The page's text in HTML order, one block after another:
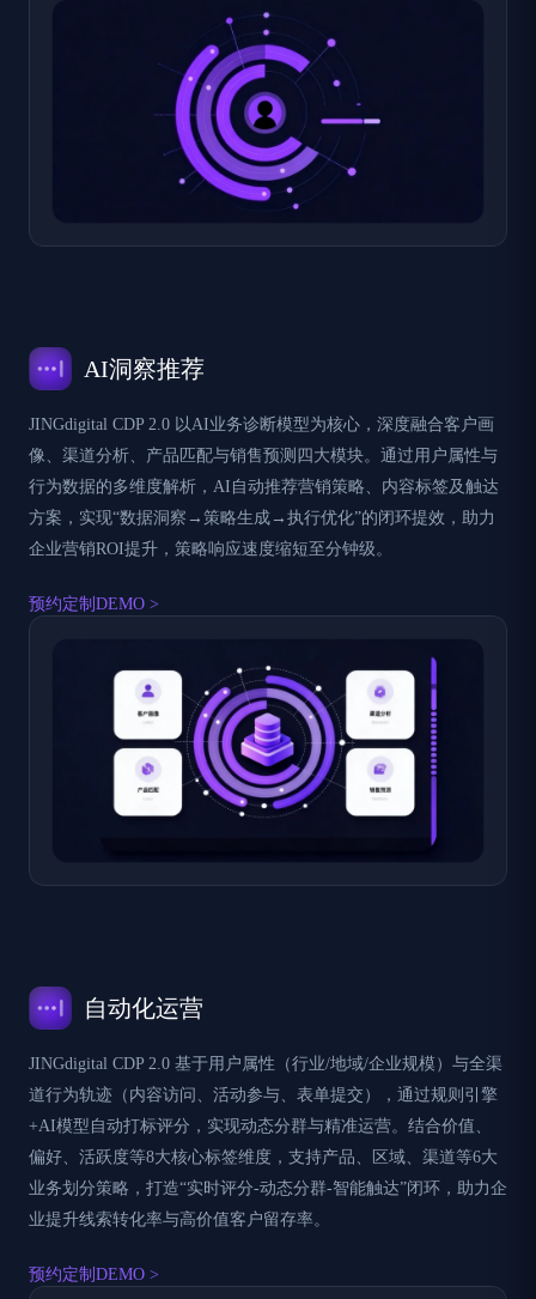
AI洞察推荐
JINGdigital CDP 2.0 以AI业务诊断模型为核心，深度融合客户画
像、渠道分析、产品匹配与销售预测四大模块。通过用户属性与
行为数据的多维度解析，AI自动推荐营销策略、内容标签及触达
方案，实现“数据洞察→策略生成→执行优化”的闭环提效，助力
企业营销ROI提升，策略响应速度缩短至分钟级。
预约定制DEMO >
自动化运营
JINGdigital CDP 2.0 基于用户属性（行业/地域/企业规模）与全渠
道行为轨迹（内容访问、活动参与、表单提交），通过​​规则引擎
+AI模型​​自动打标评分，实现动态分群与精准运营。结合价值、
偏好、活跃度等8大核心标签维度，支持产品、区域、渠道等6大
业务划分策略，打造“实时评分-动态分群-智能触达”闭环，助力企
业提升线索转化率与高价值客户留存率。
预约定制DEMO >